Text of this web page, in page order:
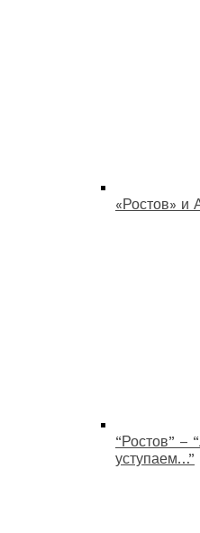
«Ростов» и
“Ростов” –
уступаем…”